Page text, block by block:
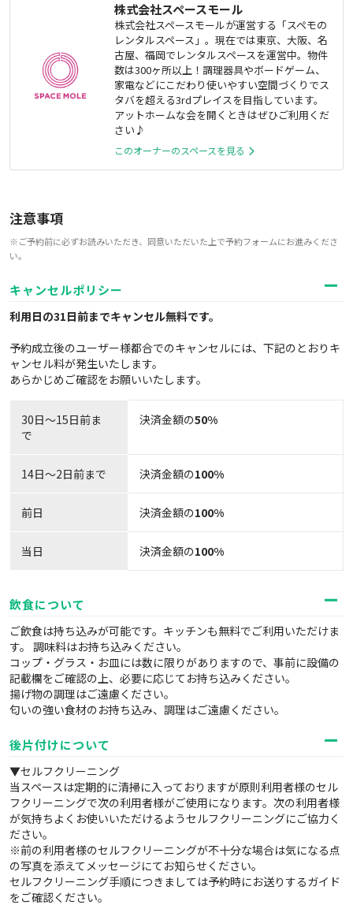
株式会社スペースモール
株式会社スペースモールが運営する「スペモの
レンタルスペース」。現在では東京、大阪、名
古屋、福岡でレンタルスペースを運営中。物件
数は300ヶ所以上！調理器具やボードゲーム、
家電などにこだわり使いやすい空間づくりでス
タバを超える3rdプレイスを目指しています。
アットホームな会を開くときはぜひご利用くだ
さい♪
このオーナーのスペースを見る
注意事項
※ご予約前に必ずお読みいただき、同意いただいた上で予約フォームにお進みくださ
い。
キャンセルポリシー
利用日の31日前までキャンセル無料です。
予約成立後のユーザー様都合でのキャンセルには、下記のとおりキ
ャンセル料が発生いたします。
あらかじめご確認をお願いいたします。
30日〜15日前ま
で
決済金額の50%
14日～2日前まで 決済金額の100%
前日 決済金額の100%
当日 決済金額の100%
飲食について
ご飲食は持ち込みが可能です。キッチンも無料でご利用いただけま
す。 調味料はお持ち込みください。
コップ・グラス・お皿には数に限りがありますので、事前に設備の
記載欄をご確認の上、必要に応じてお持ち込みください。
揚げ物の調理はご遠慮ください。
匂いの強い食材のお持ち込み、調理はご遠慮ください。
後片付けについて
▼セルフクリーニング
当スペースは定期的に清掃に入っておりますが原則利用者様のセル
フクリーニングで次の利用者様がご使用になります。次の利用者様
が気持ちよくお使いいただけるようセルフクリーニングにご協力く
ださい。
※前の利用者様のセルフクリーニングが不十分な場合は気になる点
の写真を添えてメッセージにてお知らせください。
セルフクリーニング手順につきましては予約時にお送りするガイド
をご確認ください。